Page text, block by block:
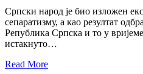
Српски народ је био изложен
сепаратизму, а као резултат
Република Српска и то у
истакнуто…
Read More